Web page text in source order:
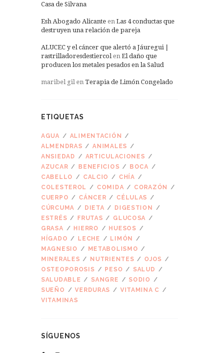
Casa de Silvana
Esh Abogado Alicante en Las 4 conductas que
destruyen una relación de pareja
ALUCEC y el cáncer que alertó a Jáuregui |
rastrilladoresdestiercolen El daño que
producen los metales pesados en la Salud
maribel gilen Terapia de Limón Congelado
ETIQUETAS
AGUA
ALIMENTACIÓN
ALMENDRAS
ANIMALES
ANSIEDAD
ARTICULACIONES
AZUCAR
BENEFICIOS
BOCA
CABELLO
CALCIO
CHÍA
COLESTEROL
COMIDA
CORAZÓN
CUERPO
CÁNCER
CÉLULAS
CÚRCUMA
DIETA
DIGESTION
ESTRÉS
FRUTAS
GLUCOSA
GRASA
HIERRO
HUESOS
HÍGADO
LECHE
LIMÓN
MAGNESIO
METABOLISMO
MINERALES
NUTRIENTES
OJOS
OSTEOPOROSIS
PESO
SALUD
SALUDABLE
SANGRE
SODIO
SUEÑO
VERDURAS
VITAMINA C
VITAMINAS
SÍGUENOS